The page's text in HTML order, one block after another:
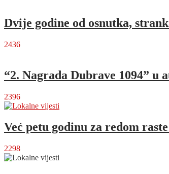
Dvije godine od osnutka,
2436
“2. Nagrada Dubrave 1094” u
2396
Već petu godinu za redom
2298